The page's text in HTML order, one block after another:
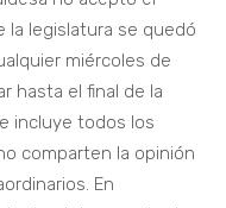
la legislatura se quedó
miércoles de
hasta el final de la
incluye todos los
comparten la opinión
En